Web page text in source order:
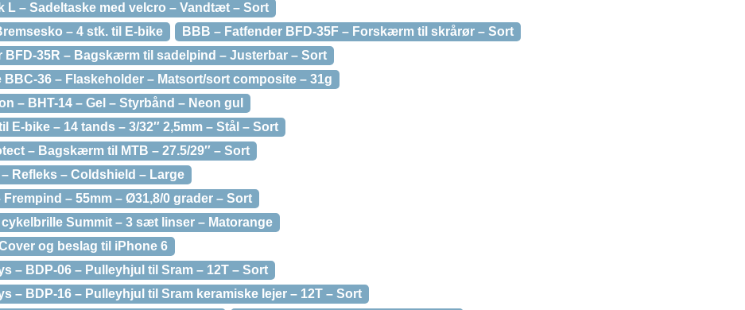
L – Sadeltaske med velcro – Vandtæt – Sort
– 4 stk. til E-bike
BBB – Fatfender BFD-35F – Forskærm til skrårør – Sort
BFD-35R – Bagskærm til sadelpind – Justerbar – Sort
BBC-36 – Flaskeholder – Matsort/sort composite – 31g
– BHT-14 – Gel – Styrbånd – Neon gul
E-bike – 14 tands – 3/32″ 2,5mm – Stål – Sort
– Bagskærm til MTB – 27.5/29″ – Sort
Refleks – Coldshield – Large
Frempind – 55mm – Ø31,8/0 grader – Sort
Summit – 3 sæt linser – Matorange
og beslag til iPhone 6
– BDP-06 – Pulleyhjul til Sram – 12T – Sort
– BDP-16 – Pulleyhjul til Sram keramiske lejer – 12T – Sort